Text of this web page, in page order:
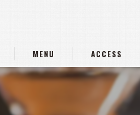
MENU ACCESS